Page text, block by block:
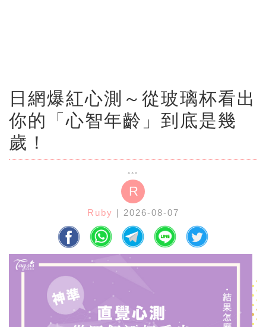
日網爆紅心測～從玻璃杯看出
你的「心智年齡」到底是幾
歲！
R
Ruby | 2026-08-07